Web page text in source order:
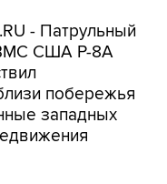
- Патрульный
США P-8A
побережья
западных